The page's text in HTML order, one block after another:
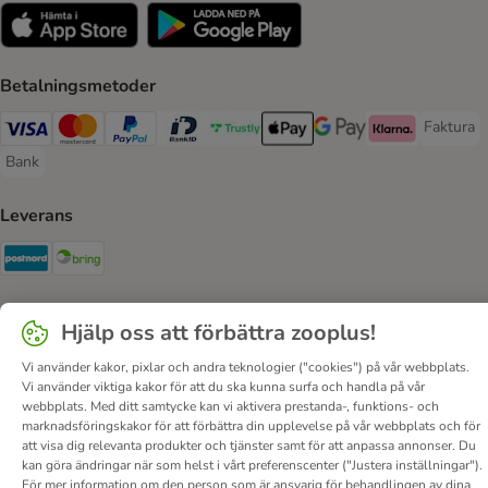
Betalningsmetoder
Visa Payment Method
Mastercard Payment Method
PayPal Payment Method
BankID Payment Method
Trustly Payment Method
Apple Pay Payment Method
Googple Pay Payment
Klarna Payment
Faktura
Faktura
Bank
Bank Payment Method
Leverans
Postnord Shipping Method
Säkerhet
Security
Hjälp oss att förbättra zooplus!
Vi använder kakor, pixlar och andra teknologier ("cookies") på vår webbplats.
Vi använder viktiga kakor för att du ska kunna surfa och handla på vår
webbplats. Med ditt samtycke kan vi aktivera prestanda-, funktions- och
marknadsföringskakor för att förbättra din upplevelse på vår webbplats och för
att visa dig relevanta produkter och tjänster samt för att anpassa annonser. Du
kan göra ändringar när som helst i vårt preferenscenter ("Justera inställningar").